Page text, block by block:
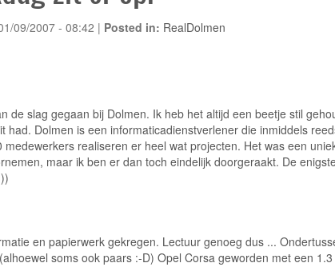
09/2007 - 08:42 | Posted in: RealDolmen
de slag gegaan bij Dolmen. Ik heb het altijd een beetje stil
had. Dolmen is een informaticadienstverlener die inmiddels
realiseren er heel wat projecten. Het was een
maar ik ben er dan toch eindelijk doorgeraakt. De
en papierwerk gekregen. Lectuur genoeg dus ...
soms ook paars :-D) Opel Corsa geworden met een